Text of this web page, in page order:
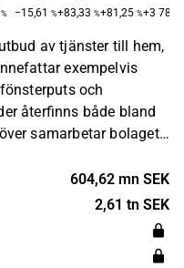
% −15,61 %+83,33 %+81,25 %+3
av tjänster till hem,
exempelvis
och
återfinns både bland
samarbetar bolaget
i Sverige. Bolaget
604,62 mn SEK
2,61 tn SEK